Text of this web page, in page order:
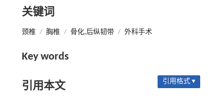
关键词
颈椎 / 胸椎 / 骨化,后纵韧带 / 外科手术
Key words
引用本文 引用格式 ▾